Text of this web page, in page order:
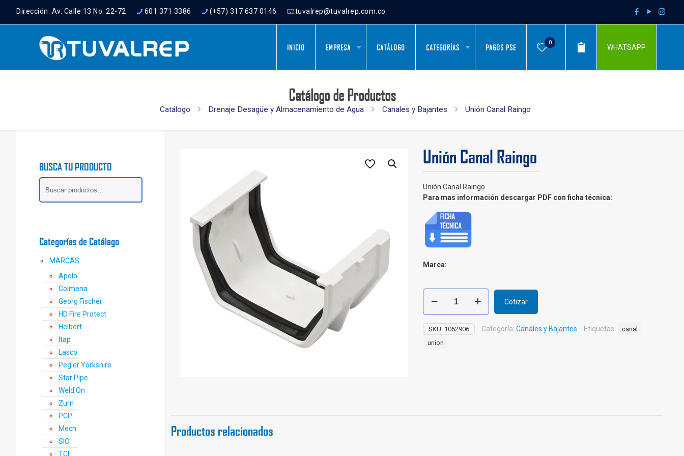
Dirección: Av. Calle 13 No. 22-72 601 371 3386 (+57) 317 637 0146 tuvalrep@tuvalrep.com.co
INICIO EMPRESA CATÁLOGO CATEGORÍAS PAGOS PSE
0
WHATSAPP
Catálogo de Productos
Catálogo Drenaje Desagüe y Almacenamiento de Agua Canales y Bajantes Unión Canal Raingo
Unión Canal Raingo
Unión Canal Raingo
Para mas información descargar PDF con ficha técnica:
Marca:
Unión
Canal
Raingo
cantidad
Cotizar
SKU: 1062906 Categoría:Canales y Bajantes Etiquetas:
canal
union
Productos relacionados
BUSCA TU PRODUCTO
Categorías de Catálago
MARCAS
Apolo
Colmena
Georg Fischer
HD Fire Protect
Helbert
Itap
Lasco
Pegler Yorkshire
Star Pipe
Weld On
Zurn
PCP
Mech
SIO
TCL